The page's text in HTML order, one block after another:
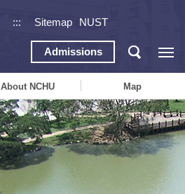
::: Sitemap NUST
Admissions
About NCHU Map